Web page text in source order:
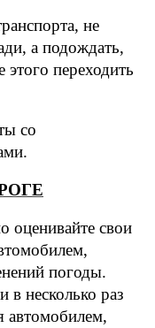
не
а подождать,
этого переходить
со
оценивайте свои
погоды.
несколько раз
автомобилем,